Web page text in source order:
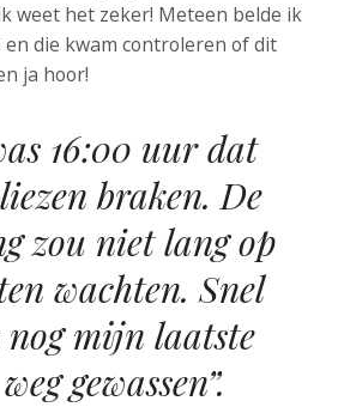
weet het zeker! Meteen belde ik
die kwam controleren of dit
ja hoor!
16:00 uur dat
braken. De
zou niet lang op
wachten. Snel
mijn laatste
gewassen”.